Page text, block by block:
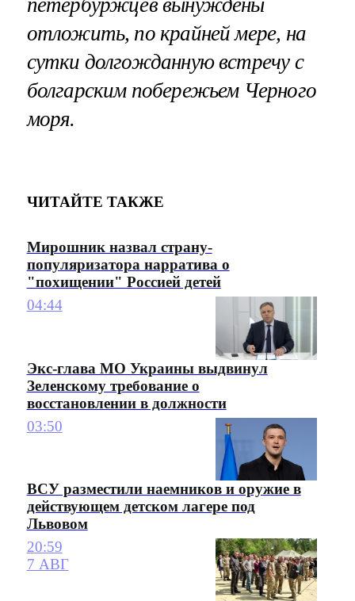
петербуржцев вынуждены
отложить, по крайней мере, на
сутки долгожданную встречу с
болгарским побережьем Черного
моря.
ЧИТАЙТЕ ТАКЖЕ
Мирошник назвал страну-
популяризатора нарратива о
"похищении" Россией детей
04:44
Экс-глава МО Украины выдвинул
Зеленскому требование о
восстановлении в должности
03:50
ВСУ разместили наемников и оружие в
действующем детском лагере под
Львовом
20:59
7 АВГ